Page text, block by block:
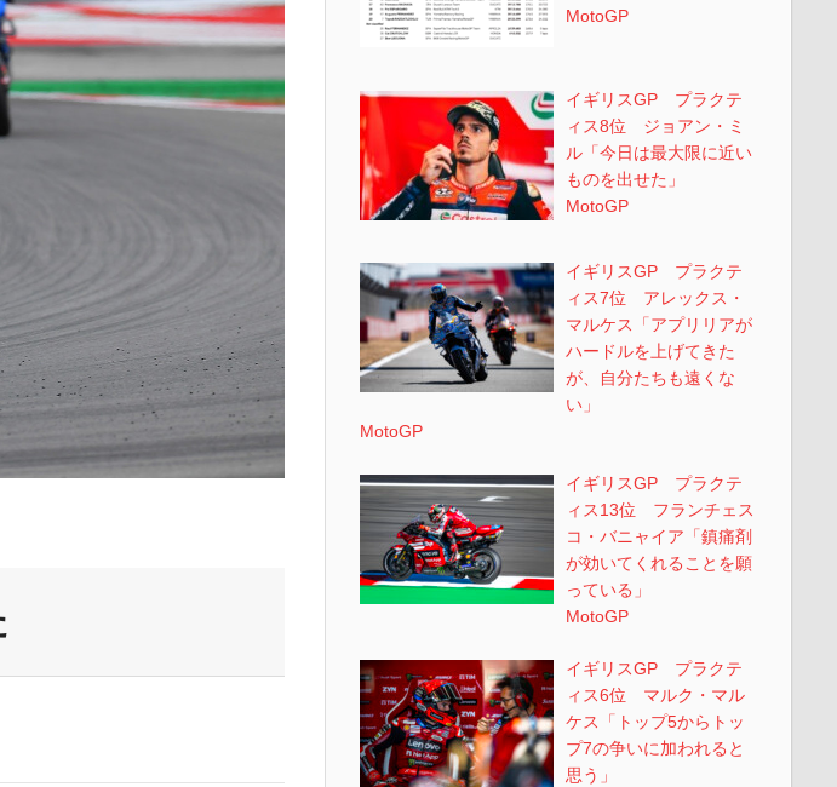
MotoGP
イギリスGP プラクテ
ィス8位 ジョアン・ミ
ル「今日は最大限に近い
ものを出せた」
MotoGP
イギリスGP プラクテ
ィス7位 アレックス・
マルケス「アプリリアが
ハードルを上げてきた
が、自分たちも遠くな
い」
MotoGP
イギリスGP プラクテ
ィス13位 フランチェス
コ・バニャイア「鎮痛剤
が効いてくれることを願
っている」
MotoGP
イギリスGP プラクテ
ィス6位 マルク・マル
ケス「トップ5からトッ
プ7の争いに加われると
思う」